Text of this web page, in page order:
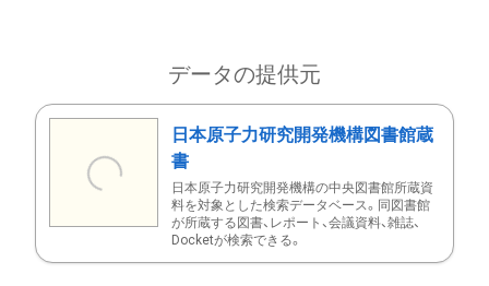
データの提供元
日本原子力研究開発機構図書館蔵
書
日本原子力研究開発機構の中央図書館所蔵資
料を対象とした検索データベース。同図書館
が所蔵する図書、レポート、会議資料、雑誌、
Docketが検索できる。